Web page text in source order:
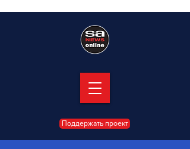
Поддержать проект